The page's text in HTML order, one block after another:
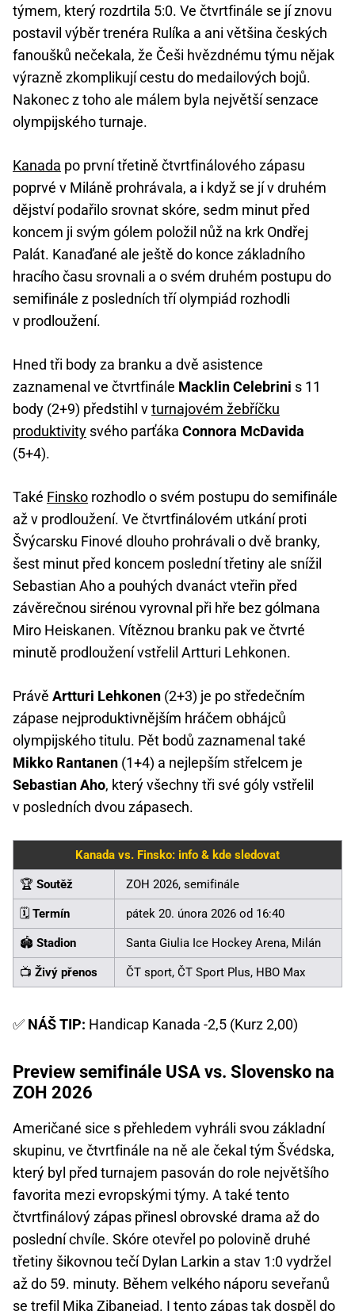
týmem, který rozdrtila 5:0. Ve čtvrtfinále se jí znovu
postavil výběr trenéra Rulíka a ani většina českých
fanoušků nečekala, že Češi hvězdnému týmu nějak
výrazně zkomplikují cestu do medailových bojů.
Nakonec z toho ale málem byla největší senzace
olympijského turnaje.
Kanada po první třetině čtvrtfinálového zápasu
poprvé v Miláně prohrávala, a i když se jí v druhém
dějství podařilo srovnat skóre, sedm minut před
koncem ji svým gólem položil nůž na krk Ondřej
Palát. Kanaďané ale ještě do konce základního
hracího času srovnali a o svém druhém postupu do
semifinále z posledních tří olympiád rozhodli
v prodloužení.
Hned tři body za branku a dvě asistence
zaznamenal ve čtvrtfinále Macklin Celebrini s 11
body (2+9) předstihl vturnajovém žebříčku
produktivity svého parťáka Connora McDavida
(5+4).
Také Finsko rozhodlo o svém postupu do semifinále
až v prodloužení. Ve čtvrtfinálovém utkání proti
Švýcarsku Finové dlouho prohrávali o dvě branky,
šest minut před koncem poslední třetiny ale snížil
Sebastian Aho a pouhých dvanáct vteřin před
závěrečnou sirénou vyrovnal při hře bez gólmana
Miro Heiskanen. Vítěznou branku pak ve čtvrté
minutě prodloužení vstřelil Artturi Lehkonen.
Právě Artturi Lehkonen (2+3) je po středečním
zápase nejproduktivnějším hráčem obhájců
olympijského titulu. Pět bodů zaznamenal také
Mikko Rantanen (1+4) a nejlepším střelcem je
Sebastian Aho, který všechny tři své góly vstřelil
v posledních dvou zápasech.
Kanada vs. Finsko: info & kde sledovat
🏆 Soutěž ZOH 2026, semifinále
🗓️ Termín pátek 20. února 2026 od 16:40
🏟️ Stadion Santa Giulia Ice Hockey Arena, Milán
📺 Živý přenos ČT sport, ČT Sport Plus, HBO Max
✅ NÁŠ TIP: Handicap Kanada -2,5 (Kurz 2,00)
Preview semifinále USA vs. Slovensko na
ZOH 2026
Američané sice s přehledem vyhráli svou základní
skupinu, ve čtvrtfinále na ně ale čekal tým Švédska,
který byl před turnajem pasován do role největšího
favorita mezi evropskými týmy. A také tento
čtvrtfinálový zápas přinesl obrovské drama až do
poslední chvíle. Skóre otevřel po polovině druhé
třetiny šikovnou tečí Dylan Larkin a stav 1:0 vydržel
až do 59. minuty. Během velkého náporu seveřanů
se trefil Mika Zibanejad. I tento zápas tak dospěl do